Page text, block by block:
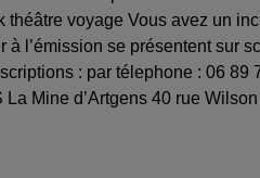
voyage Vous avez un
l’émission se présentent sur
: par télephone : 06 89
Mine d’Artgens 40 rue